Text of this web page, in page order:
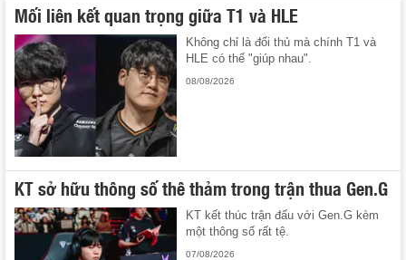
Mối liên kết quan trọng giữa T1 và HLE
Không chỉ là đối thủ mà chính T1 và
HLE có thể "giúp nhau".
08/08/2026
KT sở hữu thông số thê thảm trong trận thua Gen.G
KT kết thúc trận đấu với Gen.G kèm
một thông số rất tệ.
07/08/2026